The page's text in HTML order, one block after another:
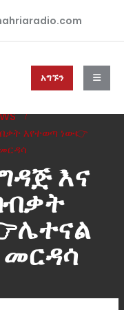
አግኙን
እየተወጣ ነው👉
እና